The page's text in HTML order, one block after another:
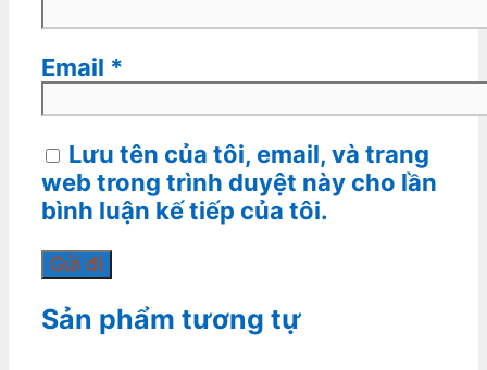
Email *
Lưu tên của tôi, email, và trang
web trong trình duyệt này cho lần
bình luận kế tiếp của tôi.
Sản phẩm tương tự